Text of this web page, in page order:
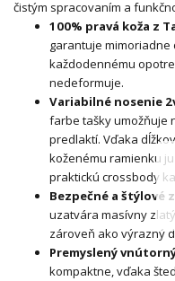
čistým spracovaním a
100% pravá koža z
garantuje
každodennému
nedeformuje.
Variabilné nosenie
farbe tašky umožňuje
predlaktí. Vďaka
koženému ramienku
praktickú crossbody
Bezpečné a štýlové
uzatvára masívny
zároveň ako výrazný
Premyslený
kompaktne, vďaka